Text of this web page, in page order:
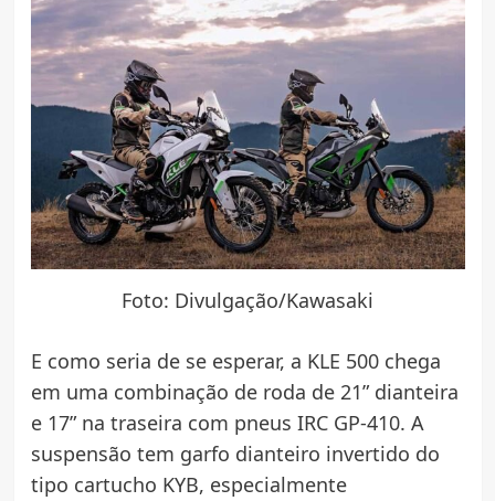
Foto: Divulgação/Kawasaki
E como seria de se esperar, a KLE 500 chega
em uma combinação de roda de 21” dianteira
e 17” na traseira com pneus IRC GP-410. A
suspensão tem garfo dianteiro invertido do
tipo cartucho KYB, especialmente